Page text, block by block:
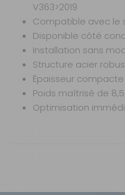
V363>2019
Compatible avec le
Disponible côté
Installation sans
Structure acier
Épaisseur compacte
Poids maîtrisé de
Optimisation
Transit V363 produits